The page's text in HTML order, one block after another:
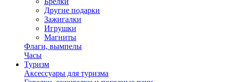
Другие подарки
Зажигалки
Игрушки
Магниты
Флаги, вымпелы
Часы
Туризм
Аксессуары для туризма